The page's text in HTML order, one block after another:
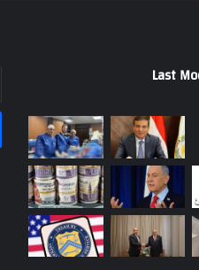
Last